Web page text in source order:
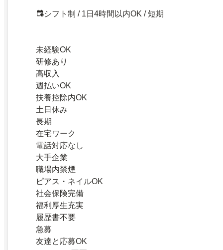
シフト制 / 1日4時間以内OK / 短期
未経験OK
研修あり
高収入
週払いOK
扶養控除内OK
土日休み
長期
在宅ワーク
電話対応なし
大手企業
職場内禁煙
ピアス・ネイルOK
社会保険完備
福利厚生充実
履歴書不要
急募
友達と応募OK